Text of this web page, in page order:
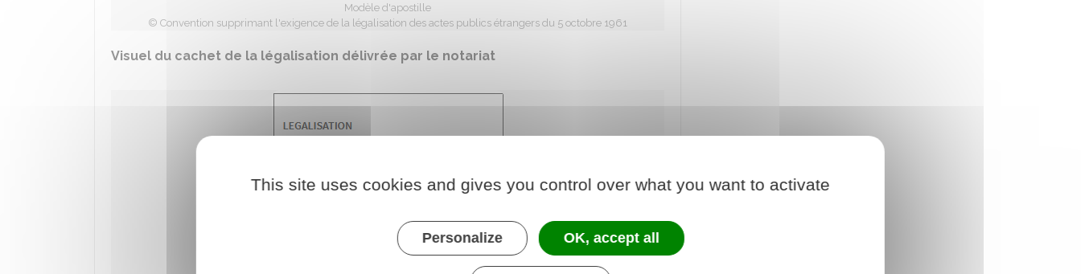
Modèle d'apostille
© Convention supprimant l'exigence de la légalisation des actes publics étrangers du 5 octobre 1961
Visuel du cachet de la légalisation délivrée par le notariat
This site uses cookies and gives you control over what you want to activate
Personalize OK, accept all